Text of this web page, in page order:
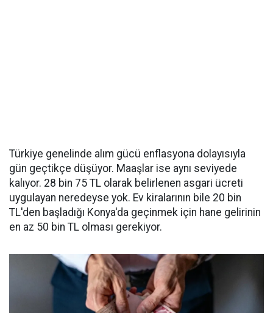
Türkiye genelinde alım gücü enflasyona dolayısıyla
gün geçtikçe düşüyor. Maaşlar ise aynı seviyede
kalıyor. 28 bin 75 TL olarak belirlenen asgari ücreti
uygulayan neredeyse yok. Ev kiralarının bile 20 bin
TL'den başladığı Konya'da geçinmek için hane gelirinin
en az 50 bin TL olması gerekiyor.